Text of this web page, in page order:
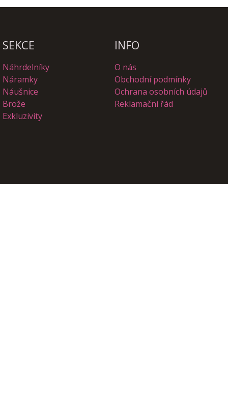
SEKCE INFO
Náhrdelníky
Náramky
Náušnice
Brože
Exkluzivity
O nás
Obchodní podmínky
Ochrana osobních údajů
Reklamační řád